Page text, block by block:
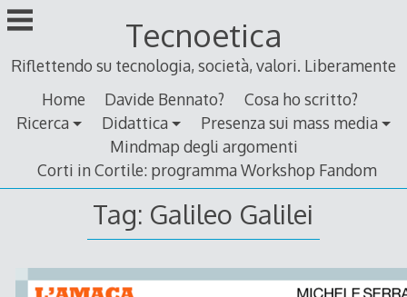
Skip
to
Tecnoetica
Riflettendo su tecnologia, società, valori. Liberamente
Home
Davide Bennato?
Cosa ho scritto?
Ricerca
Didattica
Presenza sui mass media
Mindmap degli argomenti
Corti in Cortile: programma Workshop Fandom
Tag: Galileo Galilei